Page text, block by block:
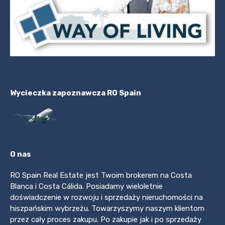
Wycieczka zapoznawcza RO Spain
O nas
RO Spain Real Estate jest Twoim brokerem na Costa
Blanca i Costa Cálida. Posiadamy wieloletnie
doświadczenie w rozwoju i sprzedaży nieruchomości na
hiszpańskim wybrzeżu. Towarzyszymy naszym klientom
przez cały proces zakupu. Po zakupie jak i po sprzedaży